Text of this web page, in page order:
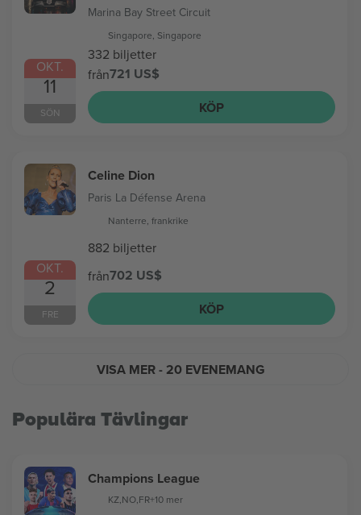
OKT.
11
SÖN
Marina Bay Street Circuit
Singapore, Singapore
332 biljetter
från721 US$
KÖP
OKT.
2
FRE
Celine Dion
Paris La Défense Arena
Nanterre, frankrike
882 biljetter
från702 US$
KÖP
VISA MER- 20 EVENEMANG
Populära Tävlingar
Champions League
KZ,NO,FR+10 mer